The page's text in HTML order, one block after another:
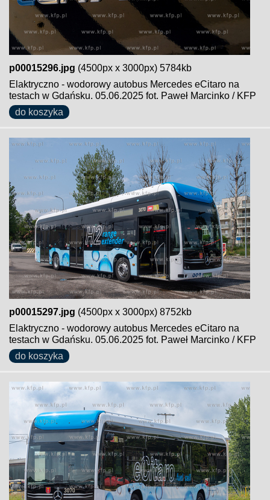
p00015296.jpg (4500px x 3000px) 5784kb
Elaktryczno - wodorowy autobus Mercedes eCitaro na
testach w Gdańsku. 05.06.2025 fot. Paweł Marcinko / KFP
do koszyka
p00015297.jpg (4500px x 3000px) 8752kb
Elaktryczno - wodorowy autobus Mercedes eCitaro na
testach w Gdańsku. 05.06.2025 fot. Paweł Marcinko / KFP
do koszyka